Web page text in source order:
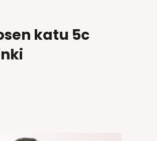
katu 5c